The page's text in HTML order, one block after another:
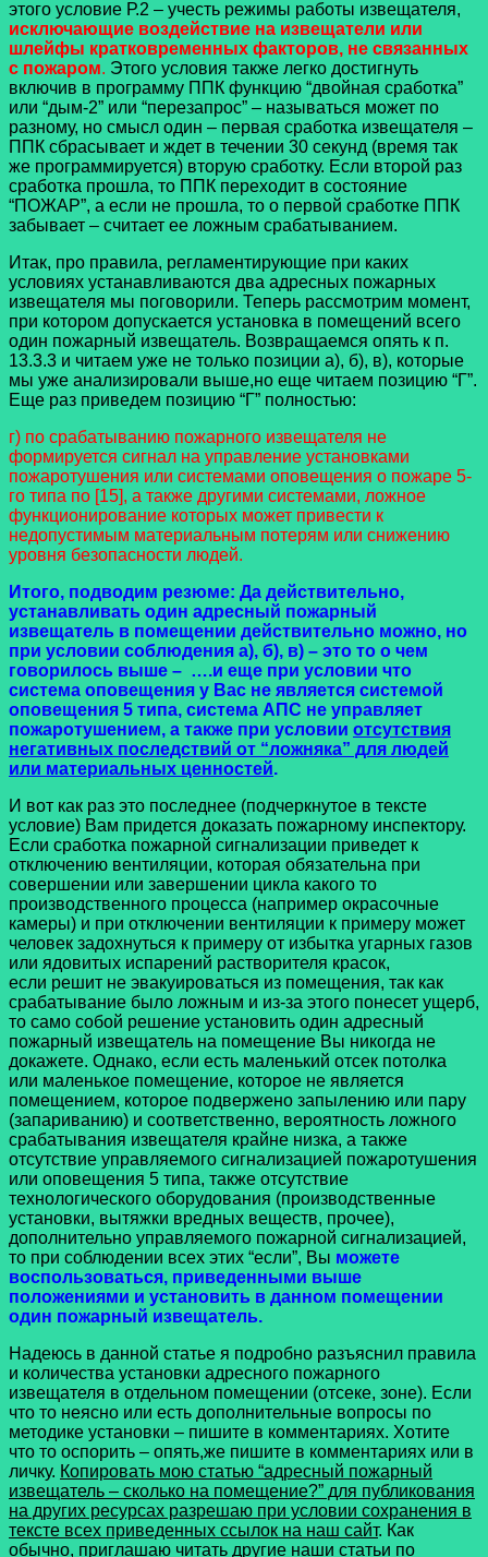
этого условие Р.2 – учесть режимы работы извещателя,
исключающие воздействие на извещатели или
шлейфы кратковременных факторов, не связанных
с пожаром. Этого условия также легко достигнуть
включив в программу ППК функцию “двойная сработка”
или “дым-2” или “перезапрос” – называться может по
разному, но смысл один – первая сработка извещателя –
ППК сбрасывает и ждет в течении 30 секунд (время так
же программируется) вторую сработку. Если второй раз
сработка прошла, то ППК переходит в состояние
“ПОЖАР”, а если не прошла, то о первой сработке ППК
забывает – считает ее ложным срабатыванием.
Итак, про правила, регламентирующие при каких
условиях устанавливаются два адресных пожарных
извещателя мы поговорили. Теперь рассмотрим момент,
при котором допускается установка в помещений всего
один пожарный извещатель. Возвращаемся опять к п.
13.3.3 и читаем уже не только позиции а), б), в), которые
мы уже анализировали выше,но еще читаем позицию “Г”.
Еще раз приведем позицию “Г” полностью:
г) по срабатыванию пожарного извещателя не
формируется сигнал на управление установками
пожаротушения или системами оповещения о пожаре 5-
го типа по [15], а также другими системами, ложное
функционирование которых может привести к
недопустимым материальным потерям или снижению
уровня безопасности людей.
Итого, подводим резюме: Да действительно,
устанавливать один адресный пожарный
извещатель в помещении действительно можно, но
при условии соблюдения а), б), в) – это то о чем
говорилось выше – ….и еще при условии что
система оповещения у Вас не является системой
оповещения 5 типа, система АПС не управляет
пожаротушением, а также при условии отсутствия
негативных последствий от “ложняка” для людей
или материальных ценностей.
И вот как раз это последнее (подчеркнутое в тексте
условие) Вам придется доказать пожарному инспектору.
Если сработка пожарной сигнализации приведет к
отключению вентиляции, которая обязательна при
совершении или завершении цикла какого то
производственного процесса (например окрасочные
камеры) и при отключении вентиляции к примеру может
человек задохнуться к примеру от избытка угарных газов
или ядовитых испарений растворителя красок,
если решит не эвакуироваться из помещения, так как
срабатывание было ложным и из-за этого понесет ущерб,
то само собой решение установить один адресный
пожарный извещатель на помещение Вы никогда не
докажете. Однако, если есть маленький отсек потолка
или маленькое помещение, которое не является
помещением, которое подвержено запылению или пару
(запариванию) и соответственно, вероятность ложного
срабатывания извещателя крайне низка, а также
отсутствие управляемого сигнализацией пожаротушения
или оповещения 5 типа, также отсутствие
технологического оборудования (производственные
установки, вытяжки вредных веществ, прочее),
дополнительно управляемого пожарной сигнализацией,
то при соблюдении всех этих “если”, Вы можете
воспользоваться, приведенными выше
положениями и установить в данном помещении
один пожарный извещатель.
Надеюсь в данной статье я подробно разъяснил правила
и количества установки адресного пожарного
извещателя в отдельном помещении (отсеке, зоне). Если
что то неясно или есть дополнительные вопросы по
методике установки – пишите в комментариях. Хотите
что то оспорить – опять,же пишите в комментариях или в
личку. Копировать мою статью “адресный пожарный
извещатель – сколько на помещение?” для публикования
на других ресурсах разрешаю при условии сохранения в
тексте всех приведенных ссылок на наш сайт. Как
обычно, приглашаю читать другие наши статьи по